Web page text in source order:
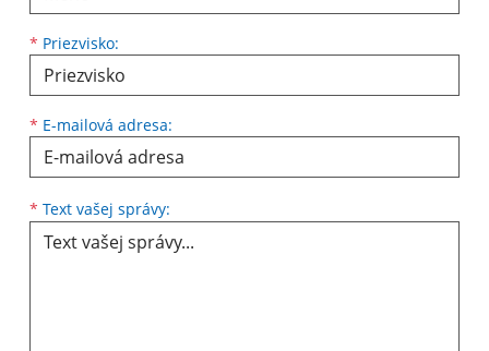
* Priezvisko:
* E-mailová adresa:
* Text vašej správy: